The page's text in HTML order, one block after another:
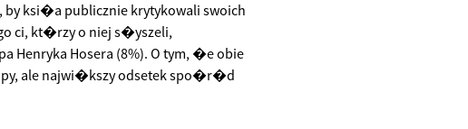
ksi�a publicznie krytykowali swoich
ci, kt�rzy o niej s�yszeli,
Hosera (8%). O tym, �e obie
ale najwi�kszy odsetek spo�r�d